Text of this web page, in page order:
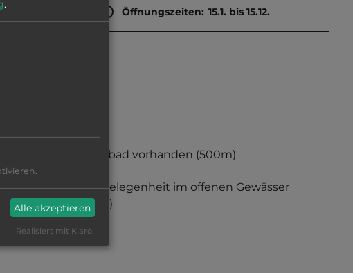
Öffnungszeiten: 15.1. bis 15.12.
Hallenbad vorhanden (500m)
Badegelegenheit im offenen Gewässer
(500m)
.
Alle akzeptieren
Realisiert mit Klaro!